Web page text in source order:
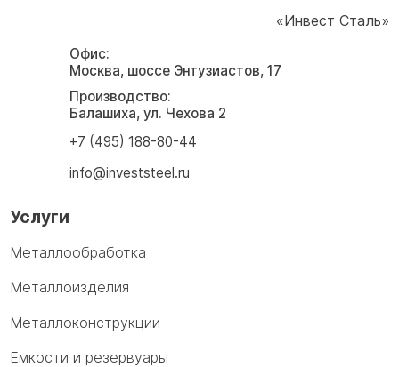
«Инвест Сталь»
Офис:
Москва, шоссе Энтузиастов, 17
Производство:
Балашиха, ул. Чехова 2
+7 (495) 188-80-44
info@investsteel.ru
Услуги
Металлообработка
Металлоизделия
Металлоконструкции
Емкости и резервуары